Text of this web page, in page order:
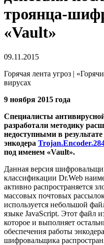
троянца-
«Vault»
09.11.2015
Горячая лента угроз |
вирусах
9 ноября 2015 года
Специалисты
разработали методику
недоступными в
энкодера
под именем «Vault».
Данная версия
классификации Dr.Web
активно распространяется
массовых почтовых
используется небольшой
языке JavaScript. Этот файл
которое и выполняет
обеспечения работы
шифровальщика